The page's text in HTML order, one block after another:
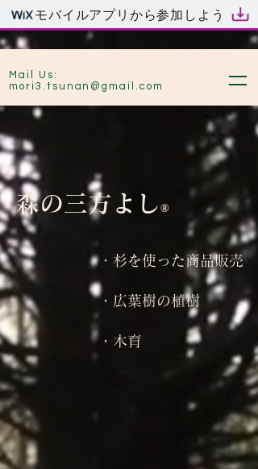
モバイルアプリから参加しよう
Mail Us:
mori3.tsunan@gmail.com
​森の三方よし ®︎
・杉を使った商品販売
・広葉樹の植樹
​・木育